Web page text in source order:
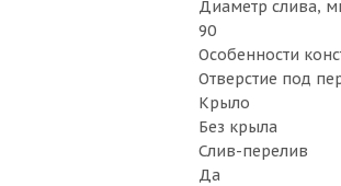
Диаметр слива,
90
Особенности
Отверстие под
Крыло
Без крыла
Слив-перелив
Да